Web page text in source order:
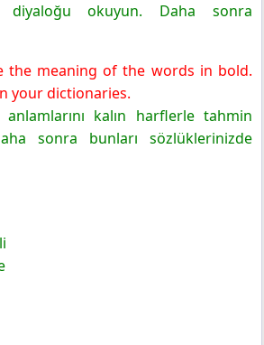
diyaloğu okuyun. Daha sonra
the meaning of the words in bold.
your dictionaries.
kalın harflerle tahmin
sonra bunları sözlüklerinizde